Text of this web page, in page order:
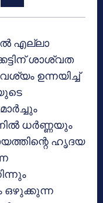
എല്ലാ
ശാശ്വത
ഉന്നയിച്ച്
ധര്‍ണ്ണയും
ഹൃദയ
ഒഴുക്കുന്ന